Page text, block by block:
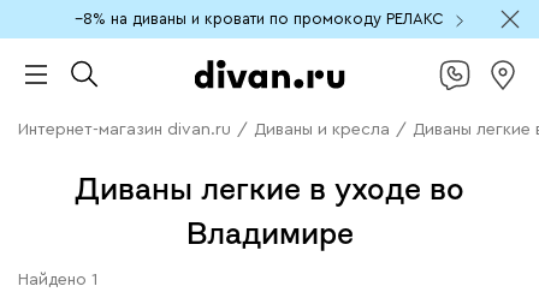
−8% на диваны и кровати по промокоду РЕЛАКС
Интернет-магазин divan.ru / Диваны и кресла / Диваны легкие
Диваны легкие в уходе во
Владимире
Найдено 1